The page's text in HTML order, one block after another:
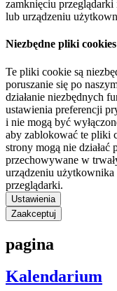
zamknięciu
lub urządzeniu
Niezbędne pliki cookies
Te pliki cookie są
poruszanie się po
działanie niezbędnych
ustawienia preferencji
i nie mogą być
aby zablokować te pliki
strony mogą nie
przechowywane w
urządzeniu użytkownika
przeglądarki.
Ustawienia
Zaakceptuj
pagina
Kalendarium